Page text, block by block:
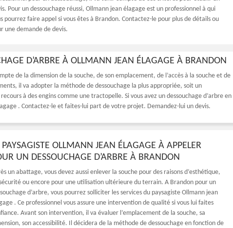
Pour un dessouchage réussi, Ollmann jean élagage est un professionnel à qui
pourrez faire appel si vous êtes à Brandon. Contactez-le pour plus de détails ou
une demande de devis.
D’ARBRE À OLLMANN JEAN ÉLAGAGE À BRANDON
de la dimension de la souche, de son emplacement, de l’accès à la souche et de
il va adopter la méthode de dessouchage la plus appropriée, soit un
à des engins comme une tractopelle. Si vous avez un dessouchage d’arbre en
. Contactez-le et faites-lui part de votre projet. Demandez-lui un devis.
PAYSAGISTE OLLMANN JEAN ÉLAGAGE À APPELER
UN DESSOUCHAGE D’ARBRE À BRANDON
un abattage, vous devez aussi enlever la souche pour des raisons d’esthétique,
ou encore pour une utilisation ultérieure du terrain. A Brandon pour un
d’arbre, vous pourrez solliciter les services du paysagiste Ollmann jean
. Ce professionnel vous assure une intervention de qualité si vous lui faites
Avant son intervention, il va évaluer l’emplacement de la souche, sa
son accessibilité. Il décidera de la méthode de dessouchage en fonction de